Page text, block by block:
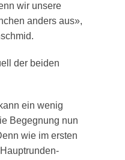
wir unsere
anders aus»,
der beiden
ein wenig
Begegnung nun
wie im ersten